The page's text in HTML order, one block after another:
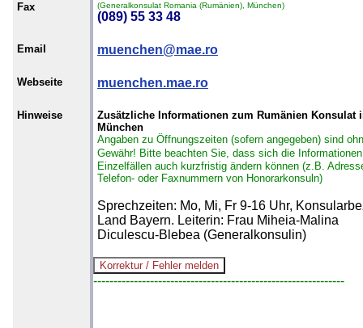
Fax (Generalkonsulat Romania (Rumänien), München)
(089) 55 33 48
Email muenchen@mae.ro
Webseite muenchen.mae.ro
Hinweise
Zusätzliche Informationen zum Rumänien Konsulat
München
Angaben zu Öffnungszeiten (sofern angegeben) sind
Gewähr! Bitte beachten Sie, dass sich die
Einzelfällen auch kurzfristig ändern können (z.B.
Telefon- oder Faxnummern von Honorarkonsuln)
Sprechzeiten: Mo, Mi, Fr 9-16 Uhr,
Land Bayern. Leiterin: Frau Miheia-Malina
Diculescu-Blebea (Generalkonsulin)
--------------------------------------------------------------